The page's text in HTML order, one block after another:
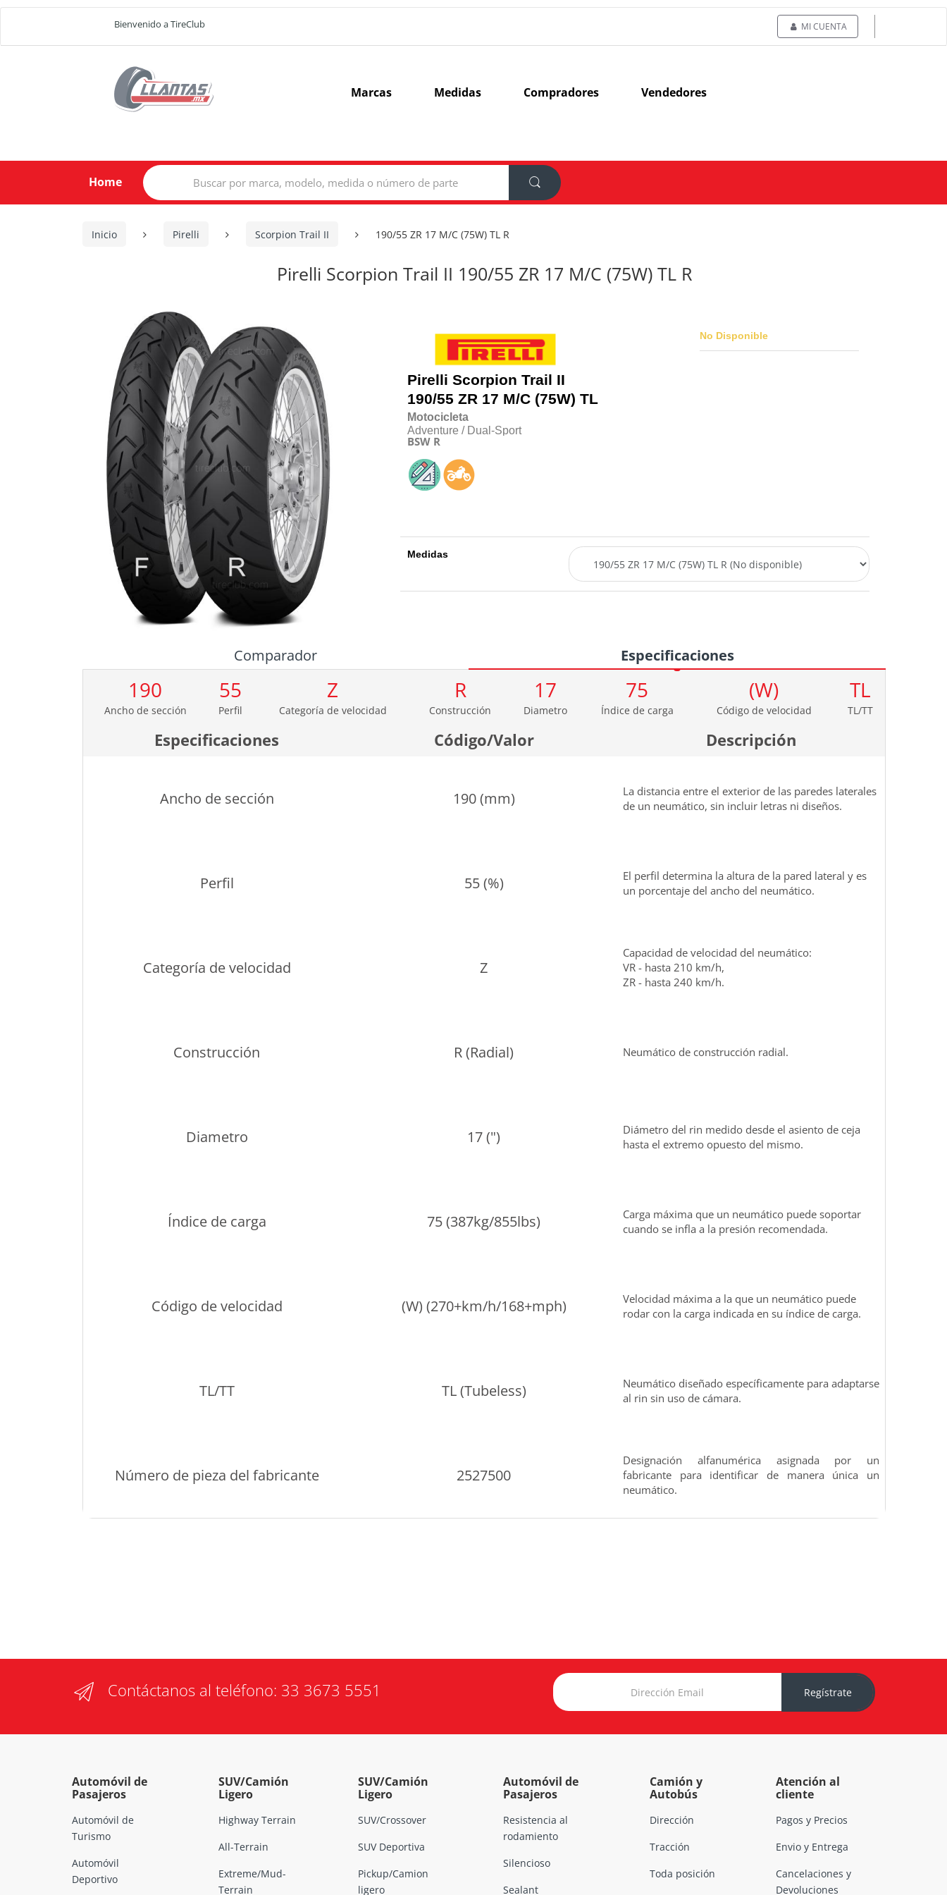
Bienvenido a TireClub MI CUENTA
Marcas Medidas Compradores Vendedores
Home
Search
for:
Inicio Pirelli Scorpion Trail II 190/55 ZR 17 M/C (75W) TL R
Pirelli Scorpion Trail II 190/55 ZR 17 M/C (75W) TL R
Pirelli Scorpion Trail II
190/55 ZR 17 M/C (75W) TL
Motocicleta
Adventure / Dual-Sport
BSW R
No Disponible
Medidas
Comparador Especificaciones
190
Ancho de sección
55
Perfil
Z
Categoría de velocidad
R
Construcción
17
Diametro
75
Índice de carga
(W)
Código de velocidad
TL
TL/TT
Especificaciones Código/Valor Descripción
Ancho de sección 190 (mm)
La distancia entre el exterior de las paredes laterales
de un neumático, sin incluir letras ni diseños.
Perfil 55 (%)
El perfil determina la altura de la pared lateral y es
un porcentaje del ancho del neumático.
Categoría de velocidad Z
Capacidad de velocidad del neumático:
VR - hasta 210 km/h,
ZR - hasta 240 km/h.
Construcción R (Radial) Neumático de construcción radial.
Diametro 17 (")
Diámetro del rin medido desde el asiento de ceja
hasta el extremo opuesto del mismo.
Índice de carga 75 (387kg/855lbs)
Carga máxima que un neumático puede soportar
cuando se infla a la presión recomendada.
Código de velocidad (W) (270+km/h/168+mph)
Velocidad máxima a la que un neumático puede
rodar con la carga indicada en su índice de carga.
TL/TT TL (Tubeless)
Neumático diseñado específicamente para adaptarse
al rin sin uso de cámara.
Número de pieza del fabricante 2527500
Designación alfanumérica asignada por un
fabricante para identificar de manera única un
neumático.
Contáctanos al teléfono: 33 3673 5551 Regístrate
Automóvil de
Pasajeros
Automóvil de
Turismo
Automóvil
Deportivo
SUV/Camión
Ligero
Highway Terrain
All-Terrain
Extreme/Mud-
Terrain
SUV/Camión
Ligero
SUV/Crossover
SUV Deportiva
Pickup/Camion
ligero
Automóvil de
Pasajeros
Resistencia al
rodamiento
Silencioso
Sealant
Camión y
Autobús
Dirección
Tracción
Toda posición
Atención al
cliente
Pagos y Precios
Envio y Entrega
Cancelaciones y
Devoluciones